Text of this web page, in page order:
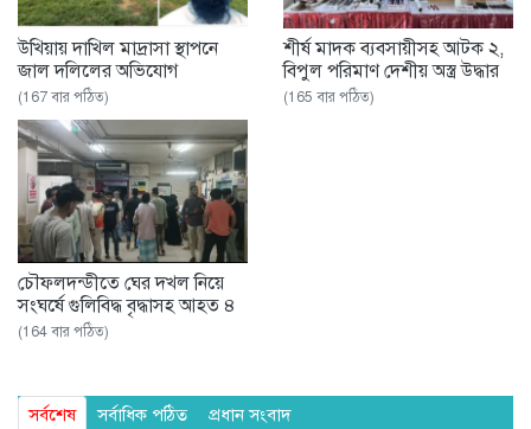
উখিয়ায় দাখিল মাদ্রাসা স্থাপনে
জাল দলিলের অভিযোগ
(167 বার পঠিত)
শীর্ষ মাদক ব্যবসায়ীসহ আটক ২,
বিপুল পরিমাণ দেশীয় অস্ত্র উদ্ধার
(165 বার পঠিত)
চৌফলদন্ডীতে ঘের দখল নিয়ে
সংঘর্ষে গুলিবিদ্ধ বৃদ্ধাসহ আহত ৪
(164 বার পঠিত)
সর্বশেষ সর্বাধিক পঠিত প্রধান সংবাদ